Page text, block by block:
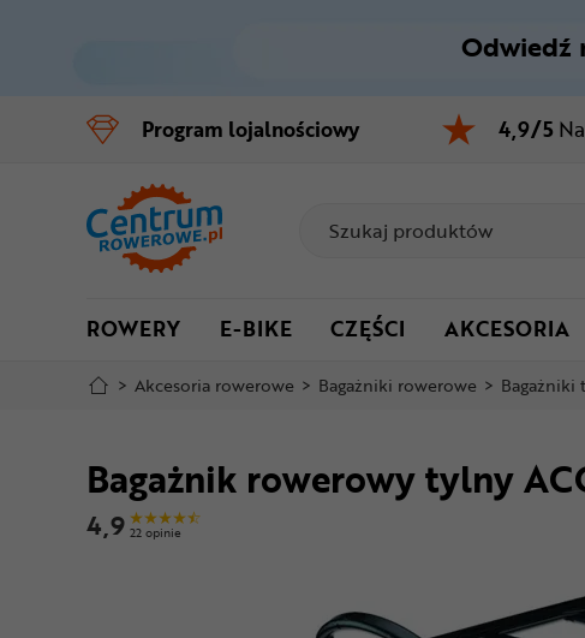
Menu główne
Informacje o produkcie
Do koszyka
Szczegółowe informacje
Mapa strony
Odwiedź
Program lojalnościowy 4,9/5
ROWERY E-BIKE CZĘŚCI AKCESORIA
> Akcesoria rowerowe > Bagażniki rowerowe > Bagażniki
Bagażnik rowerowy tylny
4,9 22 opinie